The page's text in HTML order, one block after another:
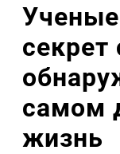
секрет
самом
жизнь